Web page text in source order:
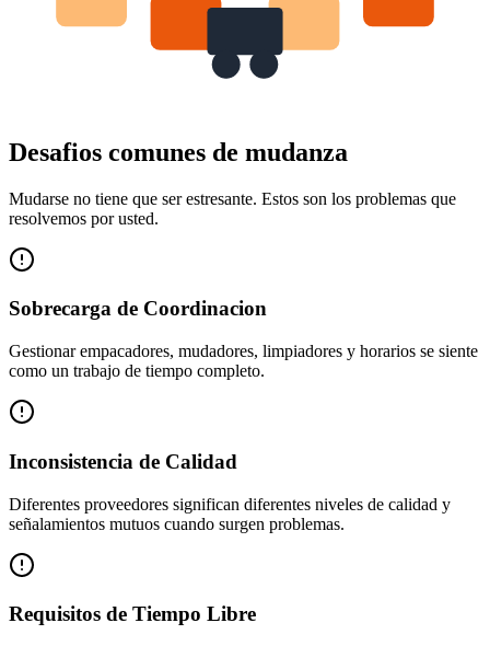
Desafios comunes de mudanza
Mudarse no tiene que ser estresante. Estos son los problemas que
resolvemos por usted.
Sobrecarga de Coordinacion
Gestionar empacadores, mudadores, limpiadores y horarios se siente
como un trabajo de tiempo completo.
Inconsistencia de Calidad
Diferentes proveedores significan diferentes niveles de calidad y
señalamientos mutuos cuando surgen problemas.
Requisitos de Tiempo Libre